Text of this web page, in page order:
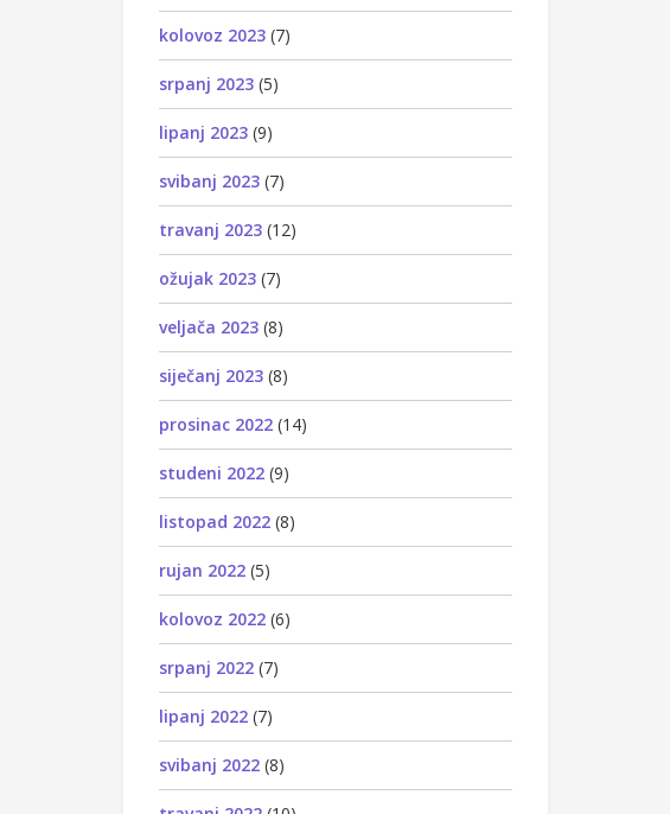
kolovoz 2023 (7)
srpanj 2023 (5)
lipanj 2023 (9)
svibanj 2023 (7)
travanj 2023 (12)
ožujak 2023 (7)
veljača 2023 (8)
siječanj 2023 (8)
prosinac 2022 (14)
studeni 2022 (9)
listopad 2022 (8)
rujan 2022 (5)
kolovoz 2022 (6)
srpanj 2022 (7)
lipanj 2022 (7)
svibanj 2022 (8)